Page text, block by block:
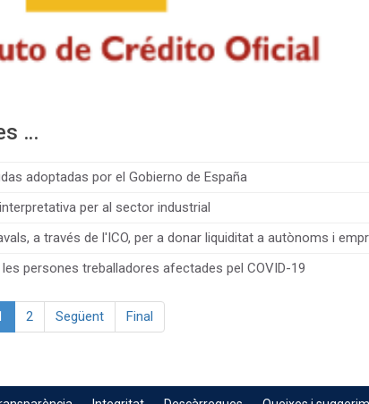
…
adoptadas por el Gobierno de España
per al sector industrial
a través de l'ICO, per a donar liquiditat a autònoms i
persones treballadores afectades pel COVID-19
2 Següent Final